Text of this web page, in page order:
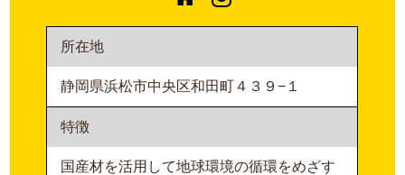
所在地
静岡県浜松市中央区和田町４３９−１
特徴
国産材を活用して地球環境の循環をめざす